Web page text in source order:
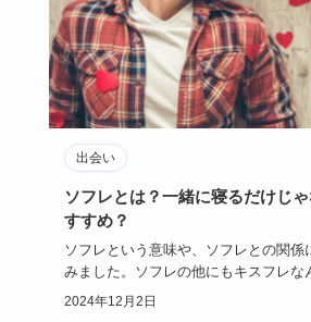
出会い
ソフレとは？一緒に寝るだけじ
すすめ？
ソフレという意味や、ソフレとの関係
みました。ソフレの他にもキスフレな
が、あなたのお好…
2024年12月2日